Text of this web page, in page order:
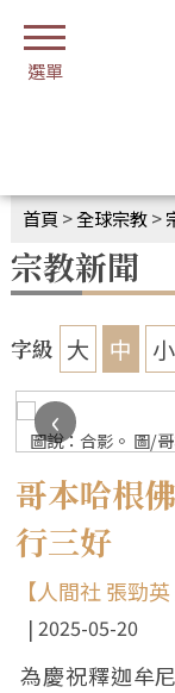
首頁 >全球宗教>
宗教新聞
字級 大 中 小
圖說：合影。 圖/
‹
哥本哈根
行三好
【人間社 張勁
2025-05-20
為慶祝釋迦牟